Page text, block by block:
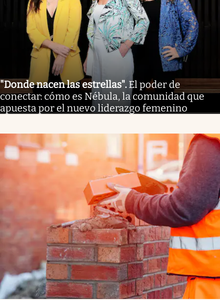
"Donde nacen las estrellas". El poder de
conectar: cómo es Nébula, la comunidad que
apuesta por el nuevo liderazgo femenino